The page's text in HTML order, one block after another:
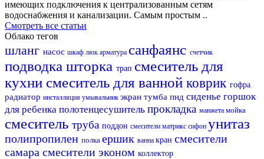
имеющих подключения к централизованным сетям
водоснабжения и канализации. Самым простым ..
Смотреть все статьи
Облако тегов
шланг насос шкаф люк арматура санфаянс счетчик
подводка шторка трап смеситель для
кухни смеситель для ванной коврик гофра
радиатор инсталляция умывальник экран тумба пнд сиденье горшок
для ребенка полотенцесушитель прокладка манжета мойка
смеситель труба поддон смесители матрикс сифон унитаз
полипропилен полка ершик ванна кран смесители
самара смесители эконом коллектор